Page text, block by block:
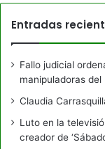
Entradas
Fallo judicial
manipuladoras del
Claudia
Luto en la
creador de